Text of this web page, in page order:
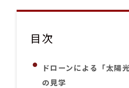
目次
ドローンによる「太陽
の見学